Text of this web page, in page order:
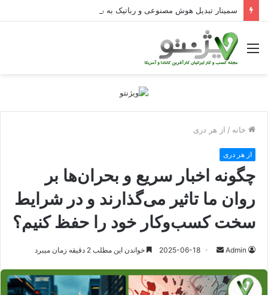
منو
خانه / از هر دری
از هر دری
چگونه اخبار سریع و بحران‌ها بر
روان ما تاثیر می‌گذارند و در شرایط
سخت کسب‌وکار خود را حفظ کنیم؟
Admin
ارسال2025-06-18 خواندن این مطلب 2 دقیقه زمان میبرد